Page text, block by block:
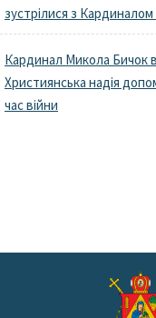
зустрілися з
Кардинал Микола Бичок
Християнська надія
час війни